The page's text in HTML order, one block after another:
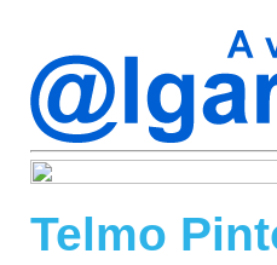
Telmo